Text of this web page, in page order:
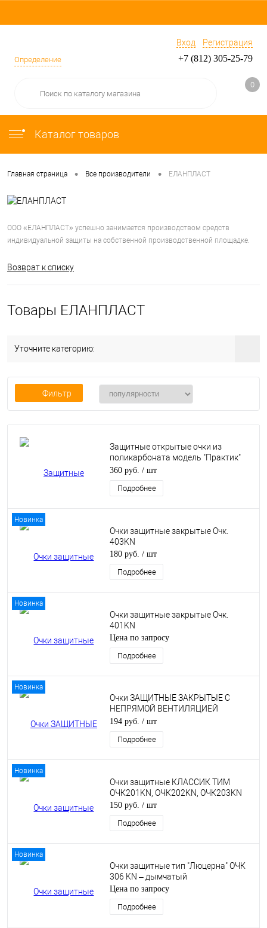
Определение
Вход Регистрация
+7 (812) 305-25-79
0
Каталог товаров
Главная страница • Все производители • ЕЛАНПЛАСТ
ООО «ЕЛАНПЛАСТ» успешно занимается производством средств
индивидуальной защиты на собственной производственной площадке.
Возврат к списку
Товары ЕЛАНПЛАСТ
Уточните категорию:
Фильтр
Защитные открытые очки из
поликарбоната модель "Практик"
прозрачные, с твердым
двухсторонним незапотевающим
покрытием ОЧК301KN
360 руб. / шт
Подробнее
Новинка
Очки защитные закрытые Очк.
403KN
180 руб. / шт
Подробнее
Новинка
Очки защитные закрытые Очк.
401KN
Цена по запросу
Подробнее
Новинка
Очки ЗАЩИТНЫЕ ЗАКРЫТЫЕ С
НЕПРЯМОЙ ВЕНТИЛЯЦИЕЙ
(ОЧК404KN)
194 руб. / шт
Подробнее
Новинка
Очки защитные КЛАССИК ТИМ
ОЧК201KN, ОЧК202KN, ОЧК203KN
150 руб. / шт
Подробнее
Новинка
Очки защитные тип "Люцерна" ОЧК
306 KN – дымчатый
Цена по запросу
Подробнее